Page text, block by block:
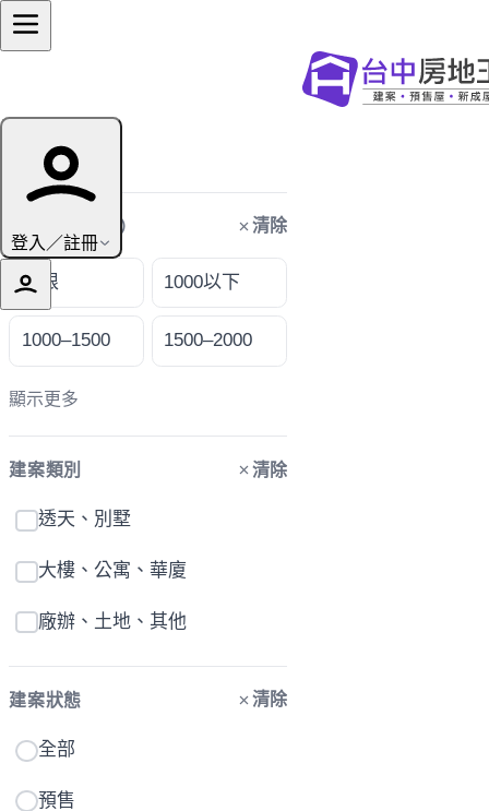
登入／註冊
篩選條件
購屋預算（萬） 清除
不限 1000以下
1000–1500 1500–2000
顯示更多
建案類別 清除
透天、別墅
大樓、公寓、華廈
廠辦、土地、其他
建案狀態 清除
全部
預售